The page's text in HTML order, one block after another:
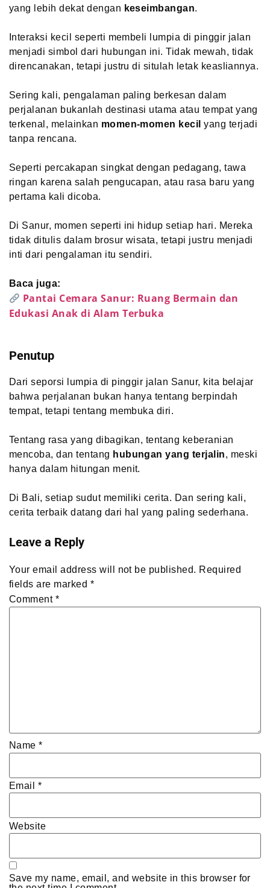
yang lebih dekat dengan keseimbangan.
Interaksi kecil seperti membeli lumpia di pinggir jalan
menjadi simbol dari hubungan ini. Tidak mewah, tidak
direncanakan, tetapi justru di situlah letak keasliannya.
Sering kali, pengalaman paling berkesan dalam
perjalanan bukanlah destinasi utama atau tempat yang
terkenal, melainkan momen-momen kecil yang terjadi
tanpa rencana.
Seperti percakapan singkat dengan pedagang, tawa
ringan karena salah pengucapan, atau rasa baru yang
pertama kali dicoba.
Di Sanur, momen seperti ini hidup setiap hari. Mereka
tidak ditulis dalam brosur wisata, tetapi justru menjadi
inti dari pengalaman itu sendiri.
Baca juga:
Pantai Cemara Sanur: Ruang Bermain dan
Edukasi Anak di Alam Terbuka
Penutup
Dari seporsi lumpia di pinggir jalan Sanur, kita belajar
bahwa perjalanan bukan hanya tentang berpindah
tempat, tetapi tentang membuka diri.
Tentang rasa yang dibagikan, tentang keberanian
mencoba, dan tentang hubungan yang terjalin, meski
hanya dalam hitungan menit.
Di Bali, setiap sudut memiliki cerita. Dan sering kali,
cerita terbaik datang dari hal yang paling sederhana.
Leave a Reply
Your email address will not be published. Required
fields are marked *
Comment *
Name*
Email *
Website
Save my name, email, and website in this browser for